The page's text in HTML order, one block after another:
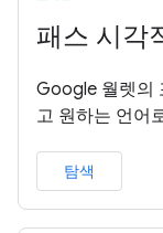
패스 시각
Google 월렛의
고 원하는 언어
탐색